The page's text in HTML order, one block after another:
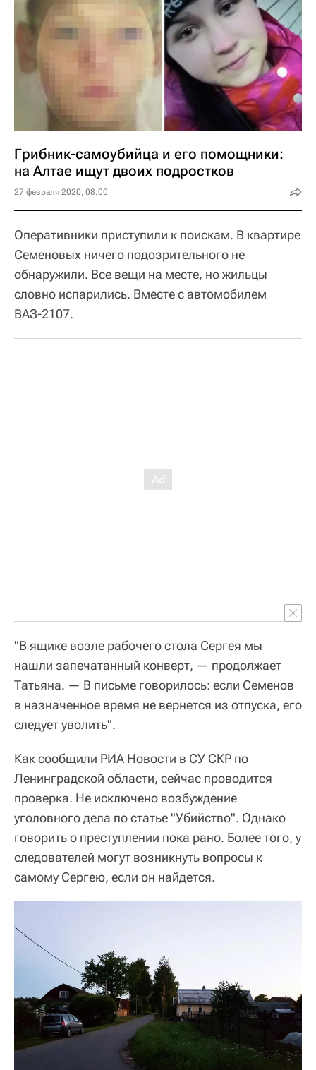
Грибник-самоубийца и его помощники:
на Алтае ищут двоих подростков
27 февраля 2020, 08:00
Оперативники приступили к поискам. В квартире
Семеновых ничего подозрительного не
обнаружили. Все вещи на месте, но жильцы
словно испарились. Вместе с автомобилем
ВАЗ-2107.
"В ящике возле рабочего стола Сергея мы
нашли запечатанный конверт, — продолжает
Татьяна. — В письме говорилось: если Семенов
в назначенное время не вернется из отпуска, его
следует уволить".
Как сообщили РИА Новости в СУ СКР по
Ленинградской области, сейчас проводится
проверка. Не исключено возбуждение
уголовного дела по статье "Убийство". Однако
говорить о преступлении пока рано. Более того, у
следователей могут возникнуть вопросы к
самому Сергею, если он найдется.